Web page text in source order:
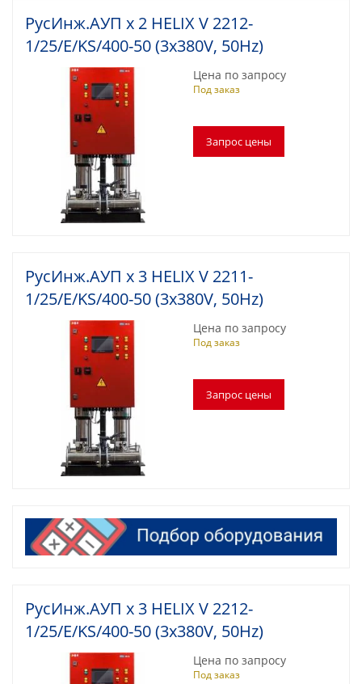
Проектирование насосных установок
Мембранные расширительные баки:
конструкция, принцип действия, выбор
Водонагреватель для современного жилого
многоквартирного дома и здания
Водонагреватели для душевых
​ Промышленные насосные станции с
Обновленный калькулятор для подбора
водонагревателя
Заглубленные насосные станции
пожаротушения
Водонагреватели для стадионов и спортзалов
Промышленный водонагреватель для цеха
Промышленные водонагреватели для
Водонагреватель для фитнесс-центра и ФОК
Водонагреватель для гостиницы
Схема подключения бойлера (водонагревателя)
с системе ГВС
РусИнж.АУП х 2 HELIX V 2212-
1/25/E/KS/400-50 (3x380V, 50Hz)
Цена по запросу
Под заказ
РусИнж.АУП х 3 HELIX V 2211-
1/25/E/KS/400-50 (3x380V, 50Hz)
Цена по запросу
Под заказ
РусИнж.АУП х 3 HELIX V 2212-
1/25/E/KS/400-50 (3x380V, 50Hz)
Цена по запросу
Под заказ